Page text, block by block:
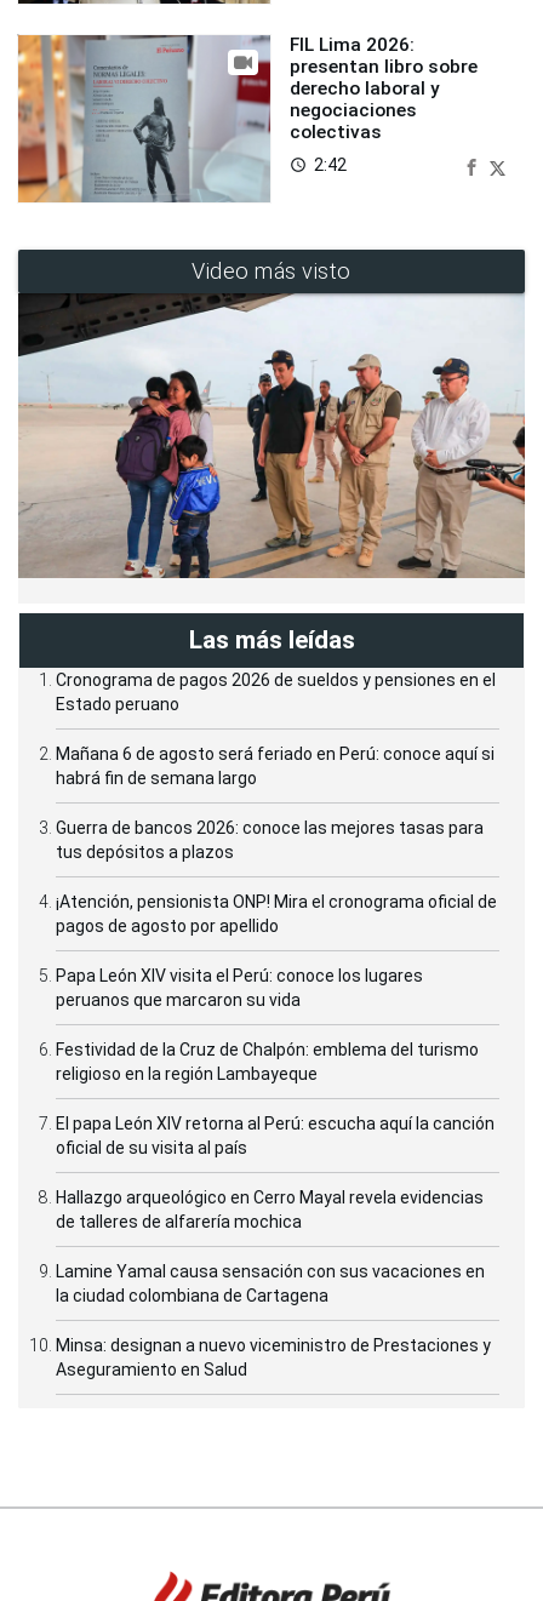
FIL Lima 2026:
presentan libro sobre
derecho laboral y
negociaciones
colectivas
access_time 2:42
Video más visto
Las más leídas
Cronograma de pagos 2026 de sueldos y pensiones en el
Estado peruano
Mañana 6 de agosto será feriado en Perú: conoce aquí si
habrá fin de semana largo
Guerra de bancos 2026: conoce las mejores tasas para
tus depósitos a plazos
¡Atención, pensionista ONP! Mira el cronograma oficial de
pagos de agosto por apellido
Papa León XIV visita el Perú: conoce los lugares
peruanos que marcaron su vida
Festividad de la Cruz de Chalpón: emblema del turismo
religioso en la región Lambayeque
El papa León XIV retorna al Perú: escucha aquí la canción
oficial de su visita al país
Hallazgo arqueológico en Cerro Mayal revela evidencias
de talleres de alfarería mochica
Lamine Yamal causa sensación con sus vacaciones en
la ciudad colombiana de Cartagena
Minsa: designan a nuevo viceministro de Prestaciones y
Aseguramiento en Salud